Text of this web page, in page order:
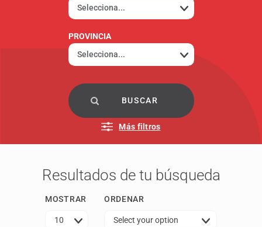
PROVINCIA
Más filtros
Resultados de tu búsqueda
MOSTRAR
10
ORDENAR
Select your option